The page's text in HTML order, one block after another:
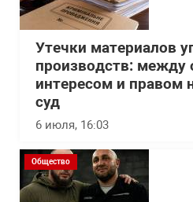
Утечки материалов
производств:
интересом и правом
суд
6 июля, 16:03
Общество